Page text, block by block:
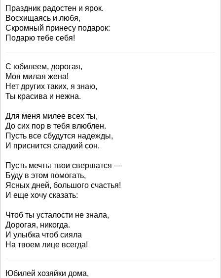
Праздник радостен и ярок.
Восхищаясь и любя,
Скромный принесу подарок:
Подарю тебе себя!
С юбилеем, дорогая,
Моя милая жена!
Нет других таких, я знаю,
Ты красива и нежна.
Для меня милее всех ты,
До сих пор в тебя влюблен.
Пусть все сбудутся надежды,
И приснится сладкий сон.
Пусть мечты твои свершатся —
Буду в этом помогать,
Ясных дней, большого счастья!
И еще хочу сказать:
Чтоб ты усталости не знала,
Дорогая, никогда.
И улыбка чтоб сияла
На твоем лице всегда!
Юбилей хозяйки дома,